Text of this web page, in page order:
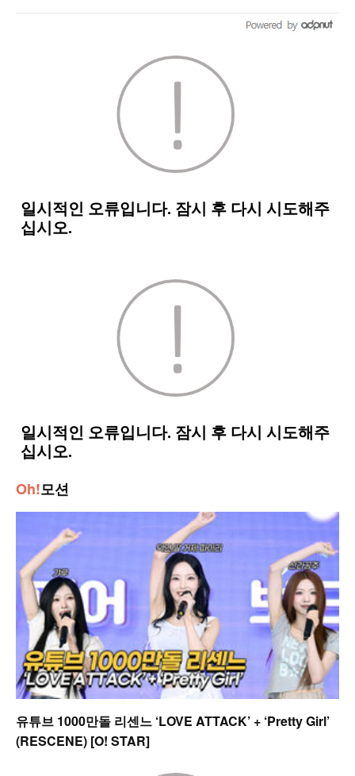
Oh!모션
유튜브 1000만돌 리센느 ‘LOVE ATTACK’ + ‘Pretty Girl’
(RESCENE) [O! STAR]